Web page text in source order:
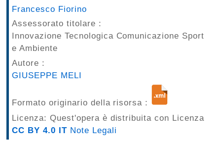
Open
Francesco Fiorino
Assessorato titolare :
Innovazione Tecnologica Comunicazione Sport
e Ambiente
Autore :
GIUSEPPE MELI
Formato originario della risorsa :
Licenza: Quest'opera è distribuita con Licenza
CC BY 4.0 IT Note Legali